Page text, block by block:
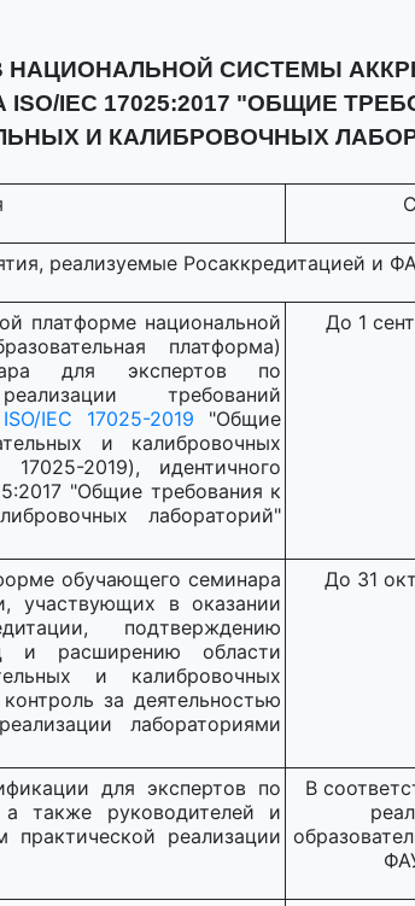
НАЦИОНАЛЬНОЙ СИСТЕМЫ
IEC 17025:2017 "ОБЩИЕ
И КАЛИБРОВОЧНЫХ
реализуемые Росаккредитацией и
платформе национальной
платформа)
для экспертов по
требований
IEC 17025-2019 "Общие
и калибровочных
2019), идентичного
"Общие требования к
лабораторий"
До 1
обучающего семинара
участвующих в оказании
подтверждению
и расширению области
и калибровочных
за деятельностью
лабораториями
До 31
для экспертов по
а также руководителей и
практической реализации
В